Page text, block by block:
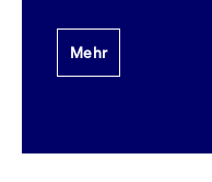
Mehr